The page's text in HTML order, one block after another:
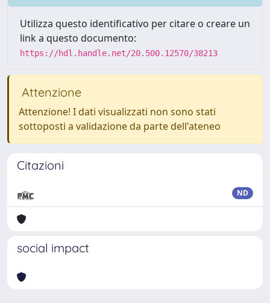
Utilizza questo identificativo per citare o creare un
link a questo documento:
https://hdl.handle.net/20.500.12570/38213
Attenzione
Attenzione! I dati visualizzati non sono stati
sottoposti a validazione da parte dell'ateneo
Citazioni
ND
social impact